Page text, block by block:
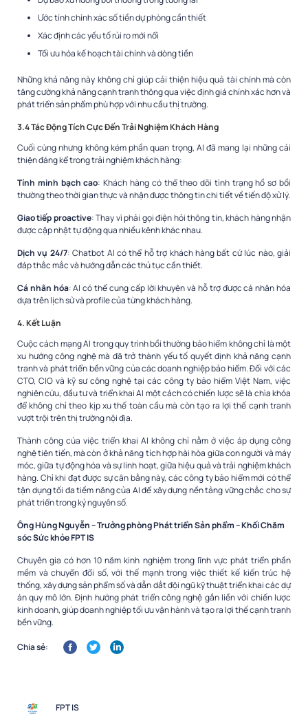
Ước tính chính xác số tiền dự phòng cần thiết
Xác định các yếu tố rủi ro mới nổi
Tối ưu hóa kế hoạch tài chính và dòng tiền
Những khả năng này không chỉ giúp cải thiện hiệu quả tài chính mà còn
tăng cường khả năng cạnh tranh thông qua việc định giá chính xác hơn và
phát triển sản phẩm phù hợp với nhu cầu thị trường.
3.4 Tác Động Tích Cực Đến Trải Nghiệm Khách Hàng
Cuối cùng nhưng không kém phần quan trọng, AI đã mang lại những cải
thiện đáng kể trong trải nghiệm khách hàng:
Tính minh bạch cao: Khách hàng có thể theo dõi tình trạng hồ sơ bồi
thường theo thời gian thực và nhận được thông tin chi tiết về tiến độ xử lý.
Giao tiếp proactive: Thay vì phải gọi điện hỏi thông tin, khách hàng nhận
được cập nhật tự động qua nhiều kênh khác nhau.
Dịch vụ 24/7: Chatbot AI có thể hỗ trợ khách hàng bất cứ lúc nào, giải
đáp thắc mắc và hướng dẫn các thủ tục cần thiết.
Cá nhân hóa: AI có thể cung cấp lời khuyên và hỗ trợ được cá nhân hóa
dựa trên lịch sử và profile của từng khách hàng.
4. Kết Luận
Cuộc cách mạng AI trong quy trình bồi thường bảo hiểm không chỉ là một
xu hướng công nghệ mà đã trở thành yếu tố quyết định khả năng cạnh
tranh và phát triển bền vững của các doanh nghiệp bảo hiểm. Đối với các
CTO, CIO và kỹ sư công nghệ tại các công ty bảo hiểm Việt Nam, việc
nghiên cứu, đầu tư và triển khai AI một cách có chiến lược sẽ là chìa khóa
để không chỉ theo kịp xu thế toàn cầu mà còn tạo ra lợi thế cạnh tranh
vượt trội trên thị trường nội địa.
Thành công của việc triển khai AI không chỉ nằm ở việc áp dụng công
nghệ tiên tiến, mà còn ở khả năng tích hợp hài hòa giữa con người và máy
móc, giữa tự động hóa và sự linh hoạt, giữa hiệu quả và trải nghiệm khách
hàng. Chỉ khi đạt được sự cân bằng này, các công ty bảo hiểm mới có thể
tận dụng tối đa tiềm năng của AI để xây dựng nền tảng vững chắc cho sự
phát triển trong kỷ nguyên số.
Ông Hùng Nguyễn – Trưởng phòng Phát triển Sản phẩm – Khối Chăm
sóc Sức khỏe FPT IS
Chuyên gia có hơn 10 năm kinh nghiệm trong lĩnh vực phát triển phần
mềm và chuyển đổi số, với thế mạnh trong việc thiết kế kiến trúc hệ
thống, xây dựng sản phẩm số và dẫn dắt đội ngũ kỹ thuật triển khai các dự
án quy mô lớn. Định hướng phát triển công nghệ gắn liền với chiến lược
kinh doanh, giúp doanh nghiệp tối ưu vận hành và tạo ra lợi thế cạnh tranh
bền vững.
Chia sẻ:
FPT IS